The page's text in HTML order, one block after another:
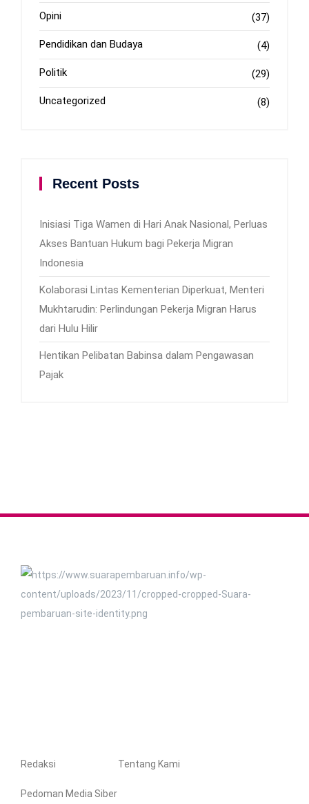
Opini (37)
Pendidikan dan Budaya (4)
Politik (29)
Uncategorized (8)
Recent Posts
Inisiasi Tiga Wamen di Hari Anak Nasional, Perluas
Akses Bantuan Hukum bagi Pekerja Migran
Indonesia
Kolaborasi Lintas Kementerian Diperkuat, Menteri
Mukhtarudin: Perlindungan Pekerja Migran Harus
dari Hulu Hilir
Hentikan Pelibatan Babinsa dalam Pengawasan
Pajak
Redaksi Tentang Kami
Pedoman Media Siber